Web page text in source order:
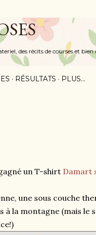
des récits de courses et bien
RÉSULTATS PLUS…
un T-shirt Damart
une sous couche
à la montagne (mais le